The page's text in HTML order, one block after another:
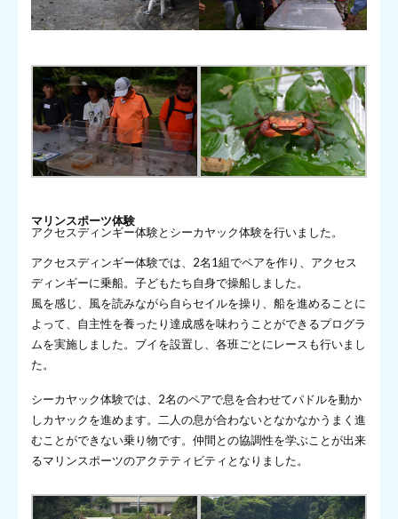
マリンスポーツ体験
アクセスディンギー体験とシーカヤック体験を行いました。
アクセスディンギー体験では、2名1組でペアを作り、アクセス
ディンギーに乗船。子どもたち自身で操船しました。
風を感じ、風を読みながら自らセイルを操り、船を進めることに
よって、自主性を養ったり達成感を味わうことができるプログラ
ムを実施しました。ブイを設置し、各班ごとにレースも行いまし
た。
シーカヤック体験では、2名のペアで息を合わせてパドルを動か
しカヤックを進めます。二人の息が合わないとなかなかうまく進
むことができない乗り物です。仲間との協調性を学ぶことが出来
るマリンスポーツのアクテティビティとなりました。